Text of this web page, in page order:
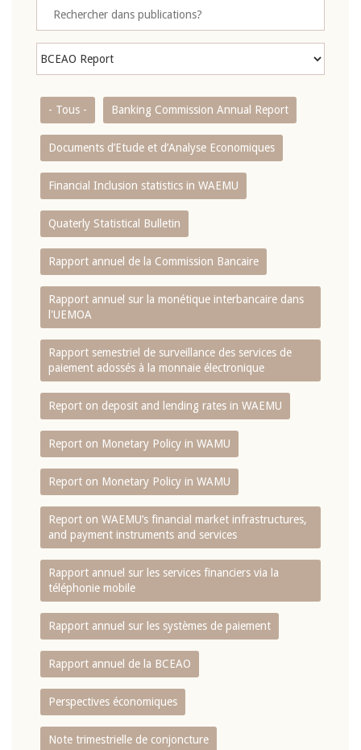
- Tous - Banking Commission Annual Report
Documents d’Etude et d’Analyse Economiques
Financial Inclusion statistics in WAEMU
Quaterly Statistical Bulletin
Rapport annuel de la Commission Bancaire
Rapport annuel sur la monétique interbancaire dans
l'UEMOA
Rapport semestriel de surveillance des services de
paiement adossés à la monnaie électronique
Report on deposit and lending rates in WAEMU
Report on Monetary Policy in WAMU
Report on Monetary Policy in WAMU
Report on WAEMU’s financial market infrastructures,
and payment instruments and services
Rapport annuel sur les services financiers via la
téléphonie mobile
Rapport annuel sur les systèmes de paiement
Rapport annuel de la BCEAO
Perspectives économiques
Note trimestrielle de conjoncture